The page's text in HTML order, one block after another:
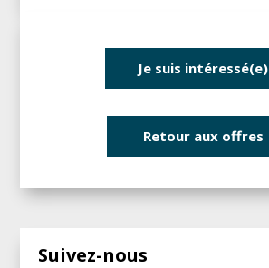
Je suis intéressé(e)
Retour aux offres
Suivez-nous